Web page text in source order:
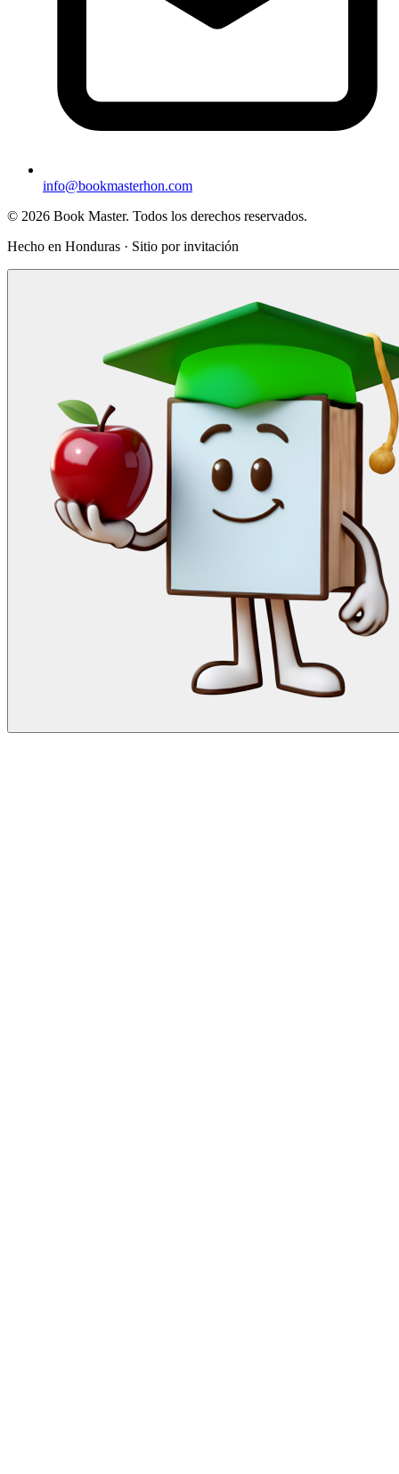
info@bookmasterhon.com
© 2026 Book Master. Todos los derechos reservados.
Hecho en Honduras · Sitio por invitación